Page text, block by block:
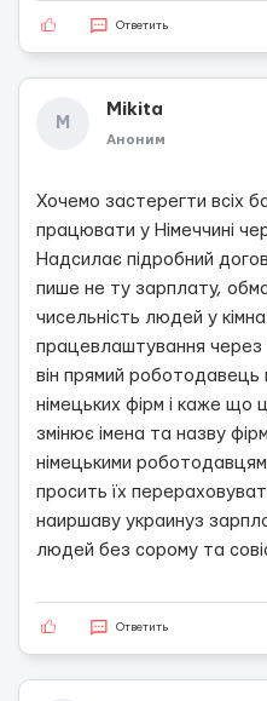
Ответить
M
Mikita
Аноним
Хочемо застерегти всіх
працювати у Німеччинi
Надсилає пiдробний
пише не ту зарплату,
чисельність людей у
працевлаштування
він прямий роботодавець
німецьких фірм і каже що
змінює імена та назву
німецькими
просить їх
наиршаву украинуз
людей без сорому та
Ответить